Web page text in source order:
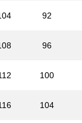
92
96
100
104